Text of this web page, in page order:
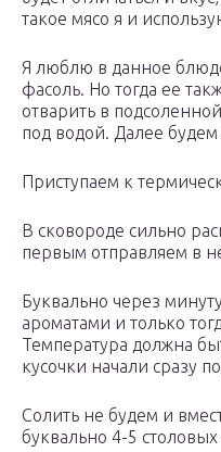
такое мясо я и
Я люблю в данное
фасоль. Но тогда ее
отварить в
под водой. Далее
Приступаем к
В сковороде сильно
первым отправляем в
Буквально через
ароматами и только
Температура должна
кусочки начали сразу
Солить не будем и
буквально 4-5